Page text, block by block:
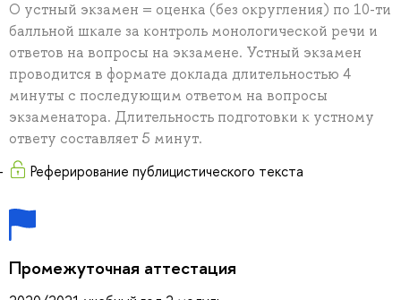
О устный экзамен = оценка (без округления) по 10-ти
балльной шкале за контроль монологической речи и
ответов на вопросы на экзамене. Устный экзамен
проводится в формате доклада длительностью 4
минуты с последующим ответом на вопросы
экзаменатора. Длительность подготовки к устному
ответу составляет 5 минут.
Реферирование публицистического текста
Промежуточная аттестация